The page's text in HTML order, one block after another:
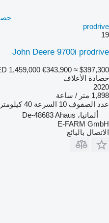
prodrive
19
John Deere 9700i prodrive
1,459,000 €343,900 ≈ $397,300
حصادة الأعلاف
2020
1,898 متر / ساعة
عدد الصفوف 10 السرعة 40 كيلومتر / ساعة
ألمانيا، De-48683 Ahaus
E-FARM GmbH
الاتصال بالبائع